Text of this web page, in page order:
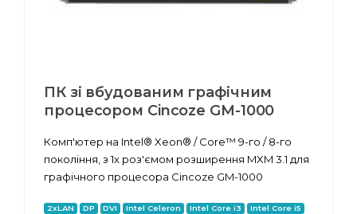
ПК зі вбудованим графічним
процесором Cincoze GM-1000
Комп'ютер на Intel® Xeon® / Core™ 9-го / 8-го
покоління, з 1x роз'ємом розширення MXM 3.1 для
графічного процесора Cincoze GM-1000
2xLAN DP DVI Intel Celeron Intel Core i3 Intel Core i5